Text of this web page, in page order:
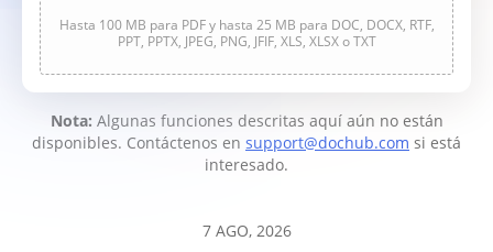
Hasta 100 MB para PDF y hasta 25 MB para DOC, DOCX, RTF,
PPT, PPTX, JPEG, PNG, JFIF, XLS, XLSX o TXT
Nota: Algunas funciones descritas aquí aún no están
disponibles. Contáctenos en support@dochub.com si está
interesado.
7 AGO, 2026